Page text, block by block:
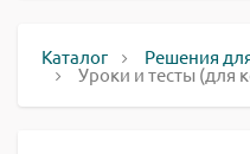
Каталог Решения
Уроки и тесты (для